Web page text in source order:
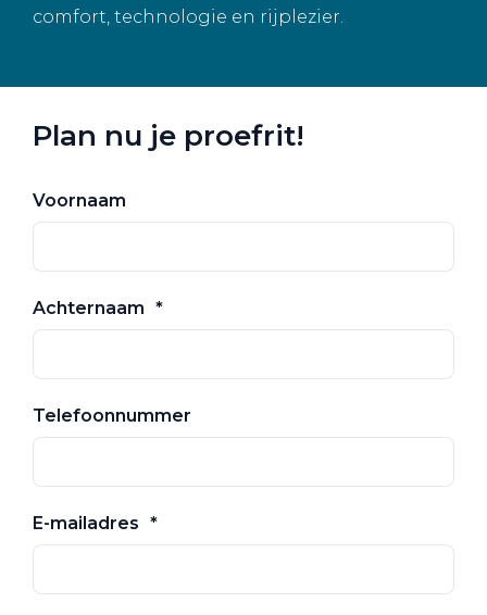
comfort, technologie en rijplezier.
Plan nu je proefrit!
Voornaam
Achternaam
Telefoonnummer
E-mailadres